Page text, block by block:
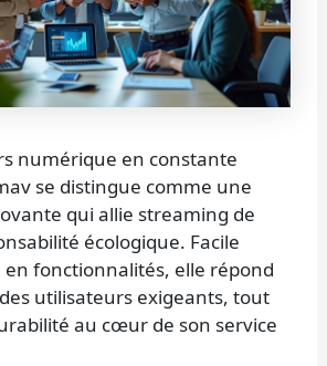
numérique en constante
se distingue comme une
qui allie streaming de
écologique. Facile
en fonctionnalités, elle répond
utilisateurs exigeants, tout
au cœur de son service